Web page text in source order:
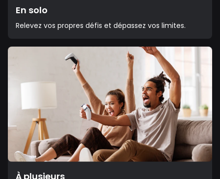
En solo
Relevez vos propres défis et dépassez vos limites.
À plusieurs